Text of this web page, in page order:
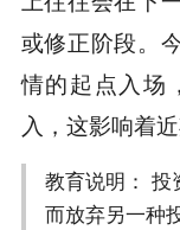
或修正阶段。
情的起点入场
入，这影响着
教育说明： 投
而放弃另一种